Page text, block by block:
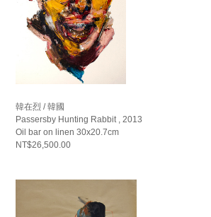
韓在烈 / 韓國
Passersby Hunting Rabbit , 2013
Oil bar on linen 30x20.7cm
NT$26,500.00